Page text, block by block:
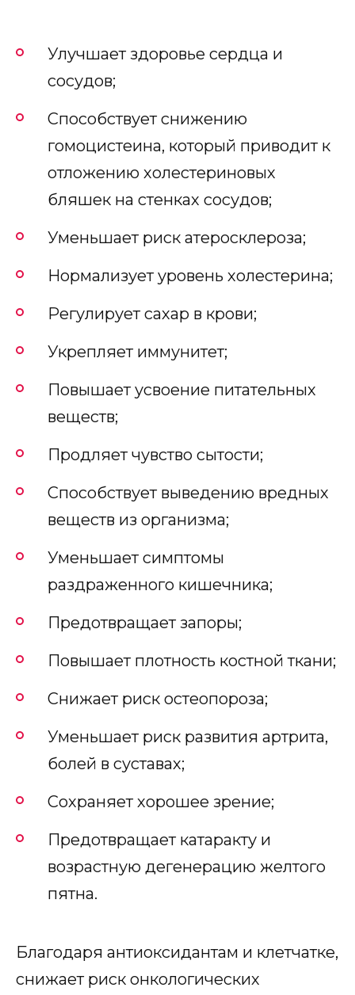
Улучшает здоровье сердца и
сосудов;
Способствует снижению
гомоцистеина, который приводит к
отложению холестериновых
бляшек на стенках сосудов;
Уменьшает риск атеросклероза;
Нормализует уровень холестерина;
Регулирует сахар в крови;
Укрепляет иммунитет;
Повышает усвоение питательных
веществ;
Продляет чувство сытости;
Способствует выведению вредных
веществ из организма;
Уменьшает симптомы
раздраженного кишечника;
Предотвращает запоры;
Повышает плотность костной ткани;
Снижает риск остеопороза;
Уменьшает риск развития артрита,
болей в суставах;
Сохраняет хорошее зрение;
Предотвращает катаракту и
возрастную дегенерацию желтого
пятна.
Благодаря антиоксидантам и клетчатке,
снижает риск онкологических